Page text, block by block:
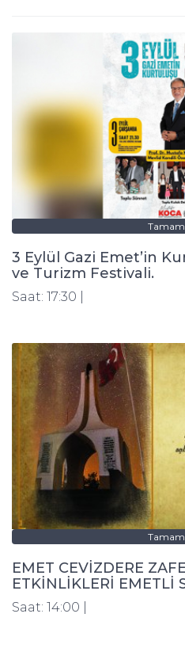
3 Eylül Gazi Emet’in
ve Turizm Festivali.
Saat: 17:30 |
EMET CEVİZDERE
ETKİNLİKLERİ EMETLİ
VE EL SANATLARI
Saat: 14:00 |